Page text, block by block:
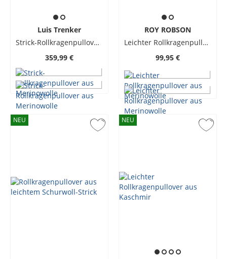
Luis Trenker
Strick-Rollkragenpullover aus Merinowolle
359,99 €
ROY ROBSON
Leichter Rollkragenpullover aus Merinowolle
99,95 €
NEU NEU